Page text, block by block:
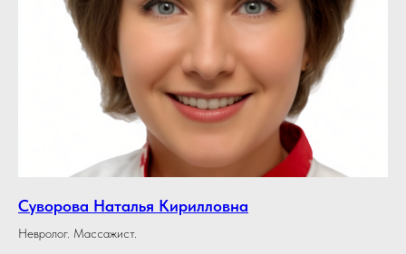
Суворова Наталья Кирилловна
Невролог. Массажист.